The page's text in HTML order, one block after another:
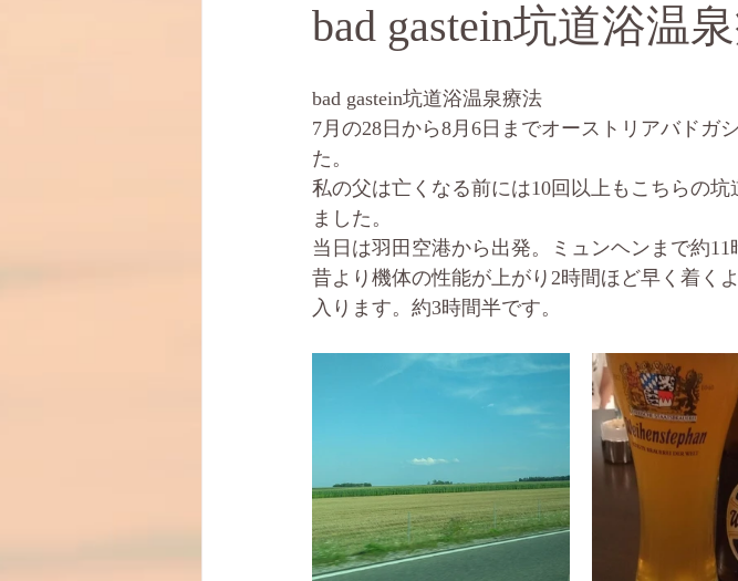
bad gastein坑道浴温
bad gastein坑道浴温泉療法
7月の28日から8月6日までオーストリアバドガ
た。
私の父は亡くなる前には10回以上もこちらの
ました。
当日は羽田空港から出発。ミュンヘンまで約11
昔より機体の性能が上がり2時間ほど早く着く
入ります。約3時間半です。